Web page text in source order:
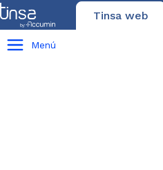
Tinsa web
Menú